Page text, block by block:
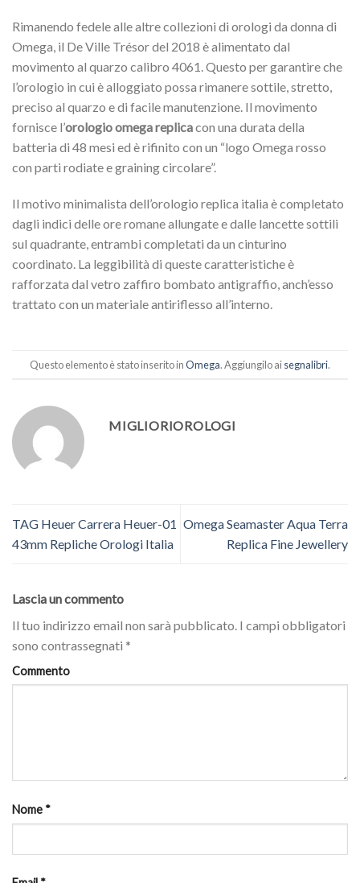
Rimanendo fedele alle altre collezioni di orologi da donna di
Omega, il De Ville Trésor del 2018 è alimentato dal
movimento al quarzo calibro 4061. Questo per garantire che
l’orologio in cui è alloggiato possa rimanere sottile, stretto,
preciso al quarzo e di facile manutenzione. Il movimento
fornisce l’orologio omega replicacon una durata della
batteria di 48 mesi ed è rifinito con un “logo Omega rosso
con parti rodiate e graining circolare”.
Il motivo minimalista dell’orologio replica italia è completato
dagli indici delle ore romane allungate e dalle lancette sottili
sul quadrante, entrambi completati da un cinturino
coordinato. La leggibilità di queste caratteristiche è
rafforzata dal vetro zaffiro bombato antigraffio, anch’esso
trattato con un materiale antiriflesso all’interno.
Questo elemento è stato inserito inOmega. Aggiungilo aisegnalibri.
MIGLIORIOROLOGI
TAG Heuer Carrera Heuer-01
43mm Repliche Orologi Italia
Omega Seamaster Aqua Terra
Replica Fine Jewellery
Lascia un commento
Il tuo indirizzo email non sarà pubblicato. I campi obbligatori
sono contrassegnati *
Commento
Nome *